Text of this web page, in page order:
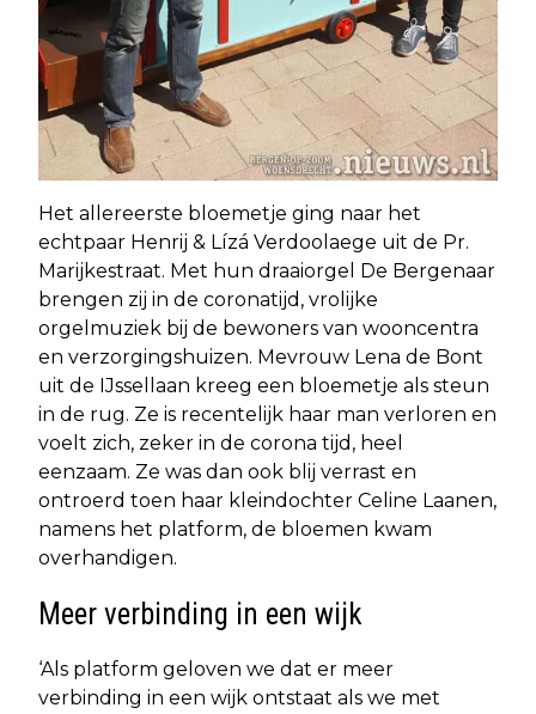
Het allereerste bloemetje ging naar het
echtpaar Henrij & Lízá Verdoolaege uit de Pr.
Marijkestraat. Met hun draaiorgel De Bergenaar
brengen zij in de coronatijd, vrolijke
orgelmuziek bij de bewoners van wooncentra
en verzorgingshuizen. Mevrouw Lena de Bont
uit de IJssellaan kreeg een bloemetje als steun
in de rug. Ze is recentelijk haar man verloren en
voelt zich, zeker in de corona tijd, heel
eenzaam. Ze was dan ook blij verrast en
ontroerd toen haar kleindochter Celine Laanen,
namens het platform, de bloemen kwam
overhandigen.
Meer verbinding in een wijk
‘Als platform geloven we dat er meer
verbinding in een wijk ontstaat als we met